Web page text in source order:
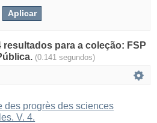
resultados para a coleção: FSP
(0.141 segundos)
des progrès des sciences
V. 4.